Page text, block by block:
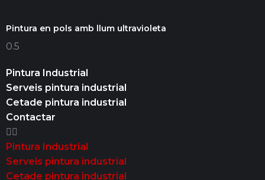
Pintura en pols amb llum ultravioleta
Pintura Industrial
Serveis pintura industrial
Cetade pintura industrial
Contactar
Pintura Industrial
Serveis pintura industrial
Cetade pintura industrial